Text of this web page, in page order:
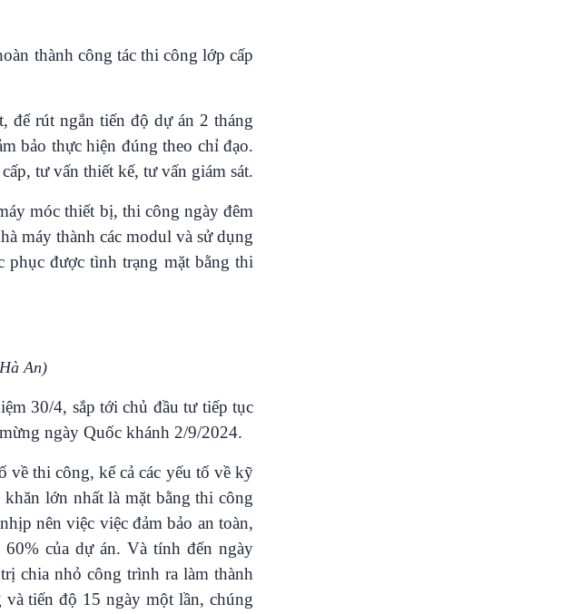
thành công tác thi công lớp cấp
để rút ngắn tiến độ dự án 2 tháng
bảo thực hiện đúng theo chỉ đạo.
tư vấn thiết kế, tư vấn giám sát.
móc thiết bị, thi công ngày đêm
máy thành các modul và sử dụng
phục được tình trạng mặt bằng thi
An)
30/4, sắp tới chủ đầu tư tiếp tục
ngày Quốc khánh 2/9/2024.
về thi công, kể cả các yếu tố về kỹ
lớn nhất là mặt bằng thi công
nên việc việc đảm bảo an toàn,
của dự án. Và tính đến ngày
chia nhỏ công trình ra làm thành
tiến độ 15 ngày một lần, chúng